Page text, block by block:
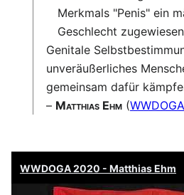
Merkmals "Penis" ein
Geschlecht
Genitale
unveräußerliches
gemeinsam dafür
– Matthias Ehm (WWDOGA
WWDOGA 2020 - Matthias Ehm